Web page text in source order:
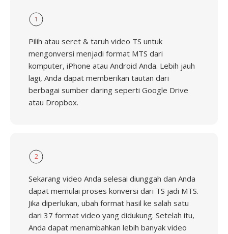
1
Pilih atau seret & taruh video TS untuk
mengonversi menjadi format MTS dari
komputer, iPhone atau Android Anda. Lebih jauh
lagi, Anda dapat memberikan tautan dari
berbagai sumber daring seperti Google Drive
atau Dropbox.
2
Sekarang video Anda selesai diunggah dan Anda
dapat memulai proses konversi dari TS jadi MTS.
Jika diperlukan, ubah format hasil ke salah satu
dari 37 format video yang didukung. Setelah itu,
Anda dapat menambahkan lebih banyak video